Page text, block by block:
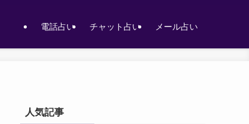
電話占い チャット占い メール占い
人気記事